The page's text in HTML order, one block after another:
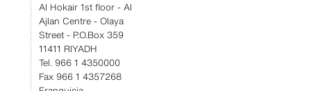
Al Hokair 1st floor - Al
Ajlan Centre - Olaya
Street - P.O.Box 359
11411 RIYADH
Tel. 966 1 4350000
Fax 966 1 4357268